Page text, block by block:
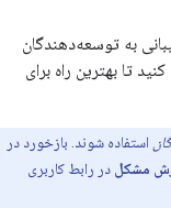
به توسعه‌دهندگان
تا بهترین راه برای
استفاده شوند. بازخورد در
مشکل در رابط کاربری